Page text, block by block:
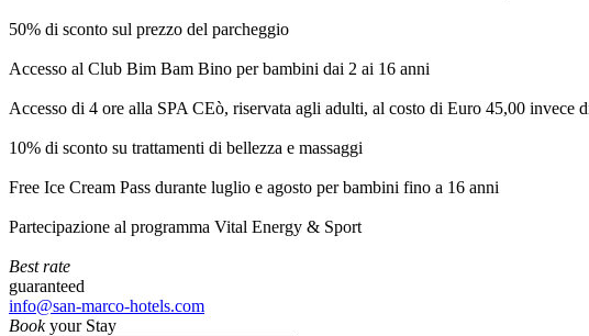
50% di sconto sul prezzo del parcheggio
Accesso al Club Bim Bam Bino per bambini dai 2 ai 16 anni
Accesso di 4 ore alla SPA CEò, riservata agli adulti, al costo di Euro 45,00 invece
10% di sconto su trattamenti di bellezza e massaggi
Free Ice Cream Pass durante luglio e agosto per bambini fino a 16 anni
Partecipazione al programma Vital Energy & Sport
Best rate
guaranteed
info@san-marco-hotels.com
Bookyour Stay